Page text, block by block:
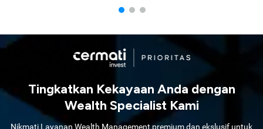
Tingkatkan Kekayaan Anda dengan
Wealth Specialist Kami
Nikmati Layanan Wealth Management premium dan ekslusif untuk